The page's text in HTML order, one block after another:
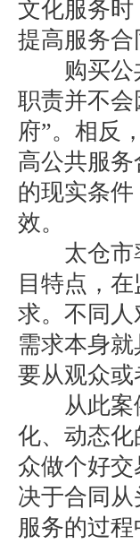
文化服务
提高服务合
购买公共
职责并不会
府”。相反
高公共服
的现实条
效。
太仓市率
目特点，
求。不同
需求本身
要从观众
从此案例
化、动态
众做个好
决于合同
服务的过